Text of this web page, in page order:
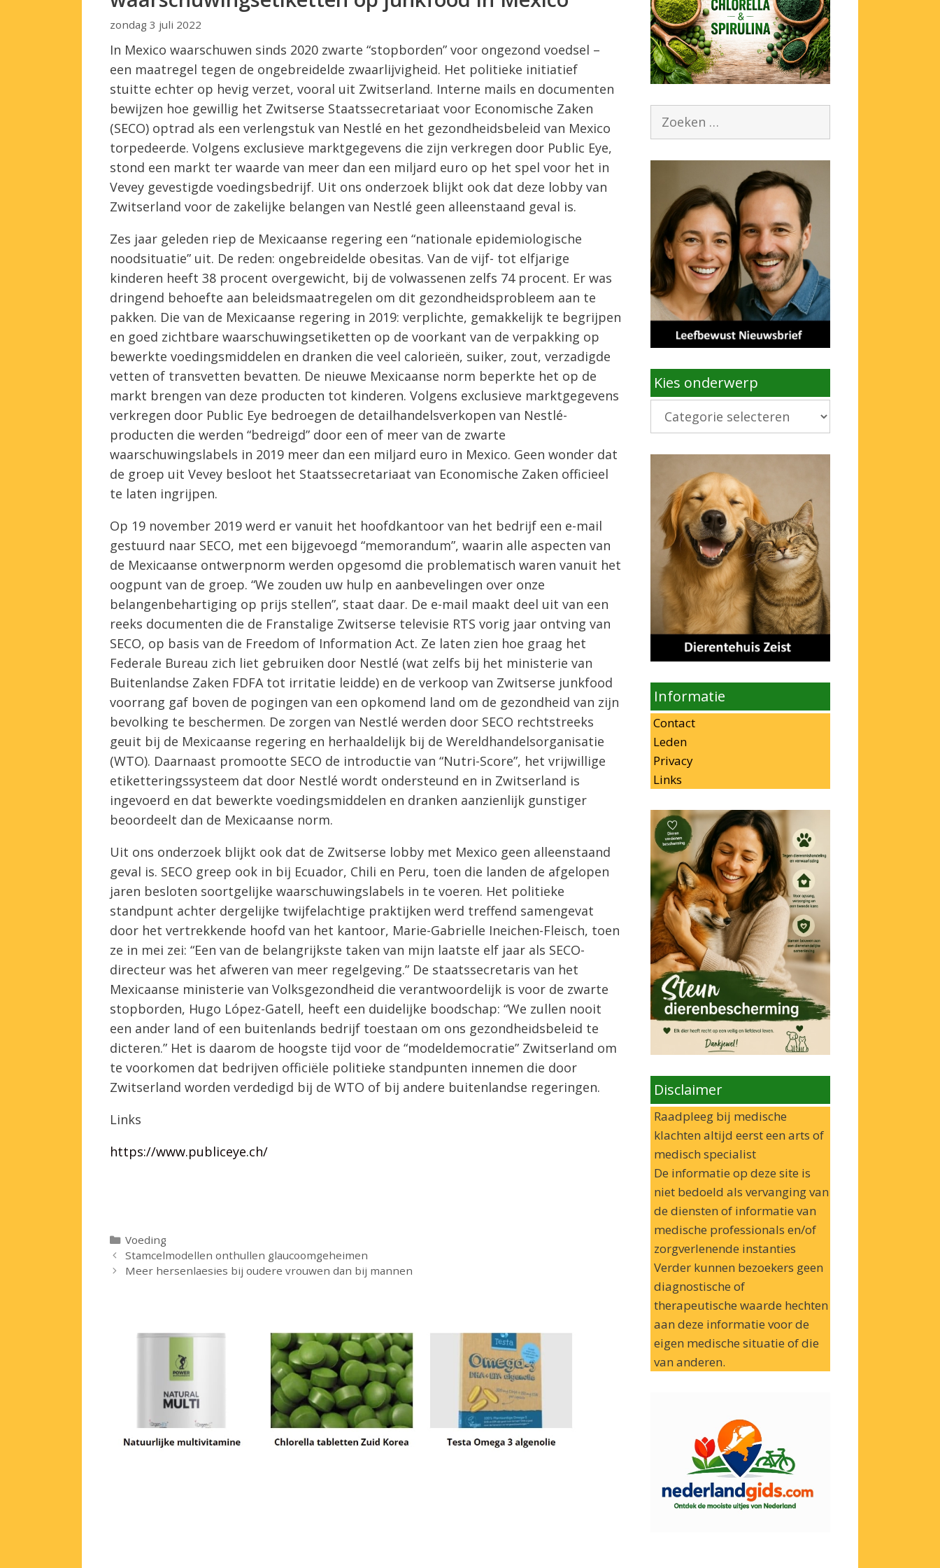
zondag 3 juli 2022
In Mexico waarschuwen sinds 2020 zwarte “stopborden” voor ongezond voedsel –
een maatregel tegen de ongebreidelde zwaarlijvigheid. Het politieke initiatief
stuitte echter op hevig verzet, vooral uit Zwitserland. Interne mails en documenten
bewijzen hoe gewillig het Zwitserse Staatssecretariaat voor Economische Zaken
(SECO) optrad als een verlengstuk van Nestlé en het gezondheidsbeleid van Mexico
torpedeerde. Volgens exclusieve marktgegevens die zijn verkregen door Public Eye,
stond een markt ter waarde van meer dan een miljard euro op het spel voor het in
Vevey gevestigde voedingsbedrijf. Uit ons onderzoek blijkt ook dat deze lobby van
Zwitserland voor de zakelijke belangen van Nestlé geen alleenstaand geval is.
Zes jaar geleden riep de Mexicaanse regering een “nationale epidemiologische
noodsituatie” uit. De reden: ongebreidelde obesitas. Van de vijf- tot elfjarige
kinderen heeft 38 procent overgewicht, bij de volwassenen zelfs 74 procent. Er was
dringend behoefte aan beleidsmaatregelen om dit gezondheidsprobleem aan te
pakken. Die van de Mexicaanse regering in 2019: verplichte, gemakkelijk te begrijpen
en goed zichtbare waarschuwingsetiketten op de voorkant van de verpakking op
bewerkte voedingsmiddelen en dranken die veel calorieën, suiker, zout, verzadigde
vetten of transvetten bevatten. De nieuwe Mexicaanse norm beperkte het op de
markt brengen van deze producten tot kinderen. Volgens exclusieve marktgegevens
verkregen door Public Eye bedroegen de detailhandelsverkopen van Nestlé-
producten die werden “bedreigd” door een of meer van de zwarte
waarschuwingslabels in 2019 meer dan een miljard euro in Mexico. Geen wonder dat
de groep uit Vevey besloot het Staatssecretariaat van Economische Zaken officieel
te laten ingrijpen.
Op 19 november 2019 werd er vanuit het hoofdkantoor van het bedrijf een e-mail
gestuurd naar SECO, met een bijgevoegd “memorandum”, waarin alle aspecten van
de Mexicaanse ontwerpnorm werden opgesomd die problematisch waren vanuit het
oogpunt van de groep. “We zouden uw hulp en aanbevelingen over onze
belangenbehartiging op prijs stellen”, staat daar. De e-mail maakt deel uit van een
reeks documenten die de Franstalige Zwitserse televisie RTS vorig jaar ontving van
SECO, op basis van de Freedom of Information Act. Ze laten zien hoe graag het
Federale Bureau zich liet gebruiken door Nestlé (wat zelfs bij het ministerie van
Buitenlandse Zaken FDFA tot irritatie leidde) en de verkoop van Zwitserse junkfood
voorrang gaf boven de pogingen van een opkomend land om de gezondheid van zijn
bevolking te beschermen. De zorgen van Nestlé werden door SECO rechtstreeks
geuit bij de Mexicaanse regering en herhaaldelijk bij de Wereldhandelsorganisatie
(WTO). Daarnaast promootte SECO de introductie van “Nutri-Score”, het vrijwillige
etiketteringssysteem dat door Nestlé wordt ondersteund en in Zwitserland is
ingevoerd en dat bewerkte voedingsmiddelen en dranken aanzienlijk gunstiger
beoordeelt dan de Mexicaanse norm.
Uit ons onderzoek blijkt ook dat de Zwitserse lobby met Mexico geen alleenstaand
geval is. SECO greep ook in bij Ecuador, Chili en Peru, toen die landen de afgelopen
jaren besloten soortgelijke waarschuwingslabels in te voeren. Het politieke
standpunt achter dergelijke twijfelachtige praktijken werd treffend samengevat
door het vertrekkende hoofd van het kantoor, Marie-Gabrielle Ineichen-Fleisch, toen
ze in mei zei: “Een van de belangrijkste taken van mijn laatste elf jaar als SECO-
directeur was het afweren van meer regelgeving.” De staatssecretaris van het
Mexicaanse ministerie van Volksgezondheid die verantwoordelijk is voor de zwarte
stopborden, Hugo López-Gatell, heeft een duidelijke boodschap: “We zullen nooit
een ander land of een buitenlands bedrijf toestaan ​​om ons gezondheidsbeleid te
dicteren.” Het is daarom de hoogste tijd voor de “modeldemocratie” Zwitserland om
te voorkomen dat bedrijven officiële politieke standpunten innemen die door
Zwitserland worden verdedigd bij de WTO of bij andere buitenlandse regeringen.
Links
https://www.publiceye.ch/
Categorieën
Voeding
Stamcelmodellen onthullen glaucoomgeheimen
Meer hersenlaesies bij oudere vrouwen dan bij mannen
Zoek
Kies onderwerp
Kies
onderwerp
Informatie
Contact
Leden
Privacy
Links
Disclaimer
Raadpleeg bij medische
klachten altijd eerst een arts of
medisch specialist
De informatie op deze site is
niet bedoeld als vervanging van
de diensten of informatie van
medische professionals en/of
zorgverlenende instanties
Verder kunnen bezoekers geen
diagnostische of
therapeutische waarde hechten
aan deze informatie voor de
eigen medische situatie of die
van anderen.